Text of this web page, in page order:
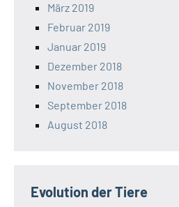
März 2019
Februar 2019
Januar 2019
Dezember 2018
November 2018
September 2018
August 2018
Evolution der Tiere